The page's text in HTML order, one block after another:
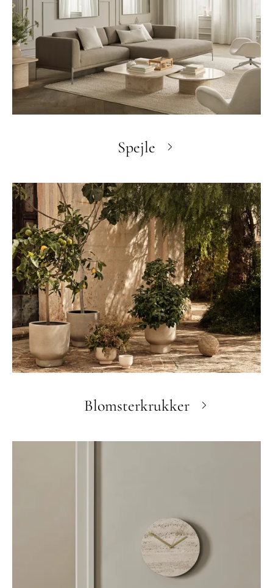
Spejle
Blomsterkrukker